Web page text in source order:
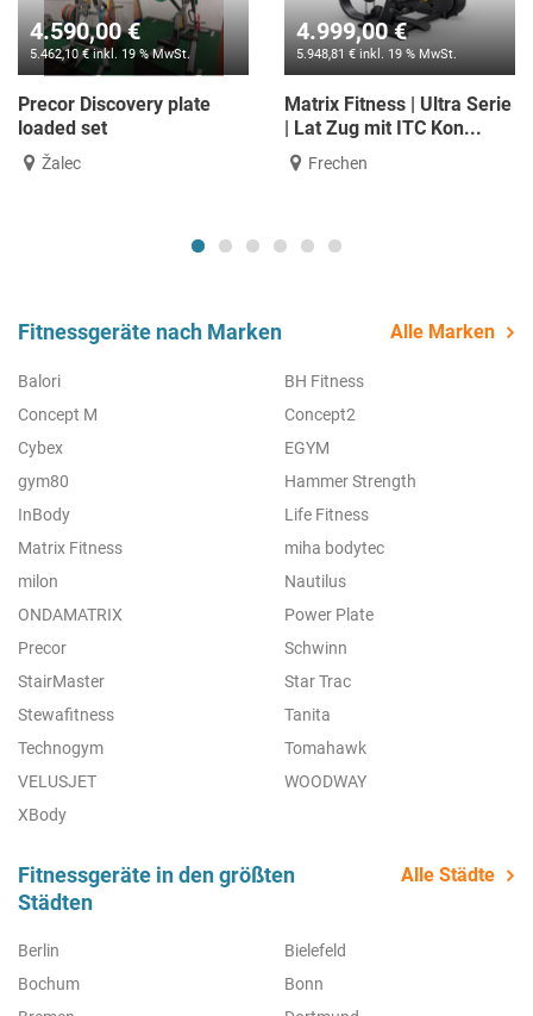
4.590,00 €
5.462,10 € inkl. 19 % MwSt.
Precor Discovery plate
loaded set
Žalec
4.999,00 €
5.948,81 € inkl. 19 % MwSt.
Matrix Fitness | Ultra Serie
| Lat Zug mit ITC Kon...
Frechen
Fitnessgeräte nach Marken Alle Marken
Balori
BH Fitness
Concept M
Concept2
Cybex
EGYM
gym80
Hammer Strength
InBody
Life Fitness
Matrix Fitness
miha bodytec
milon
Nautilus
ONDAMATRIX
Power Plate
Precor
Schwinn
StairMaster
Star Trac
Stewafitness
Tanita
Technogym
Tomahawk
VELUSJET
WOODWAY
XBody
Fitnessgeräte in den größten
Städten
Alle Städte
Berlin
Bielefeld
Bochum
Bonn